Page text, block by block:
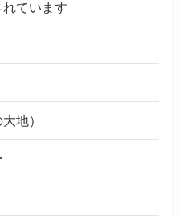
ています
地）